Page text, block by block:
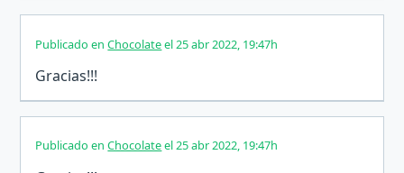
Publicado enChocolateel 25 abr 2022, 19:47h
Gracias!!!
Publicado enChocolateel 25 abr 2022, 19:47h